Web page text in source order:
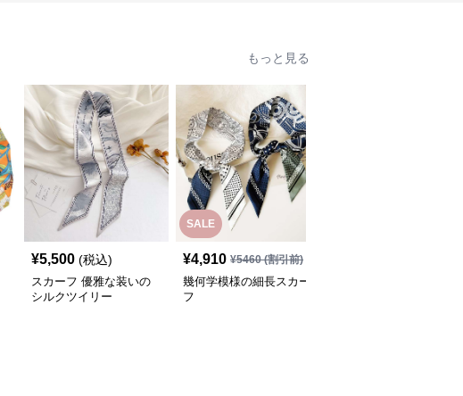
もっと見る
¥5,500 (税込)
スカーフ 優雅な装いの
シルクツイリー
SALE
¥4,910 ¥5460(割引前)
幾何学模様の細長スカー
フ